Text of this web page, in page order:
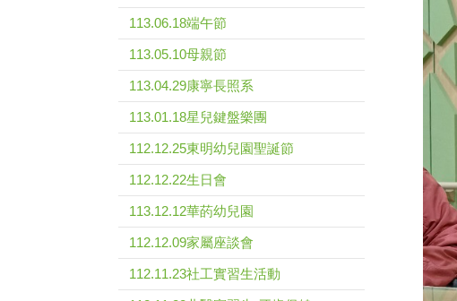
113.06.18端午節
113.05.10母親節
113.04.29康寧長照系
113.01.18星兒鍵盤樂團
112.12.25東明幼兒園聖誕節
112.12.22生日會
113.12.12華菂幼兒園
112.12.09家屬座談會
112.11.23社工實習生活動